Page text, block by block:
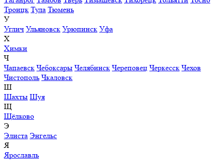
Троицк Тула Тюмень
У
Углич Ульяновск Урюпинск Уфа
Х
Химки
Ч
Чапаевск Чебоксары Челябинск Череповец Черкесск Чехов
Чистополь Чкаловск
Ш
Шахты Шуя
Щ
Щёлково
Э
Элиста Энгельс
Я
Ярославль